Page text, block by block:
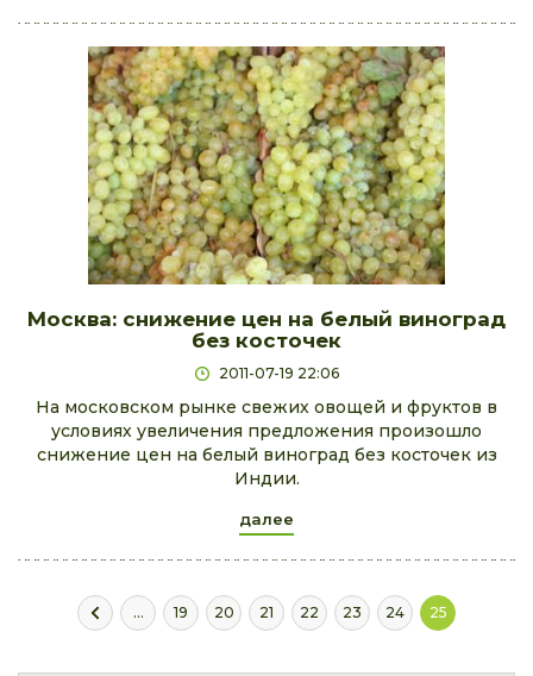
Москва: снижение цен на белый виноград
без косточек
2011-07-19 22:06
На московском рынке свежих овощей и фруктов в
условиях увеличения предложения произошло
снижение цен на белый виноград без косточек из
Индии.
далее
... 19 20 21 22 23 24 25